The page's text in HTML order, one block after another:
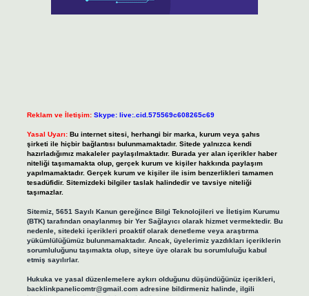
Reklam ve İletişim: Skype: live:.cid.575569c608265c69
Yasal Uyarı: Bu internet sitesi, herhangi bir marka, kurum veya şahıs
şirketi ile hiçbir bağlantısı bulunmamaktadır. Sitede yalnızca kendi
hazırladığımız makaleler paylaşılmaktadır. Burada yer alan içerikler haber
niteliği taşımamakta olup, gerçek kurum ve kişiler hakkında paylaşım
yapılmamaktadır. Gerçek kurum ve kişiler ile isim benzerlikleri tamamen
tesadüfidir. Sitemizdeki bilgiler taslak halindedir ve tavsiye niteliği
taşımazlar.
Sitemiz, 5651 Sayılı Kanun gereğince Bilgi Teknolojileri ve İletişim Kurumu
(BTK) tarafından onaylanmış bir Yer Sağlayıcı olarak hizmet vermektedir. Bu
nedenle, sitedeki içerikleri proaktif olarak denetleme veya araştırma
yükümlülüğümüz bulunmamaktadır. Ancak, üyelerimiz yazdıkları içeriklerin
sorumluluğunu taşımakta olup, siteye üye olarak bu sorumluluğu kabul
etmiş sayılırlar.
Hukuka ve yasal düzenlemelere aykırı olduğunu düşündüğünüz içerikleri,
backlinkpanelicomtr@gmail.comadresine bildirmeniz halinde, ilgili